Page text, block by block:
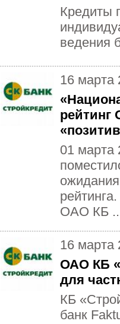
Кредиты
ведения
16 марта
рейтинг
01 марта
ОАО КБ
16 марта
ОАО КБ
для
КБ
банк